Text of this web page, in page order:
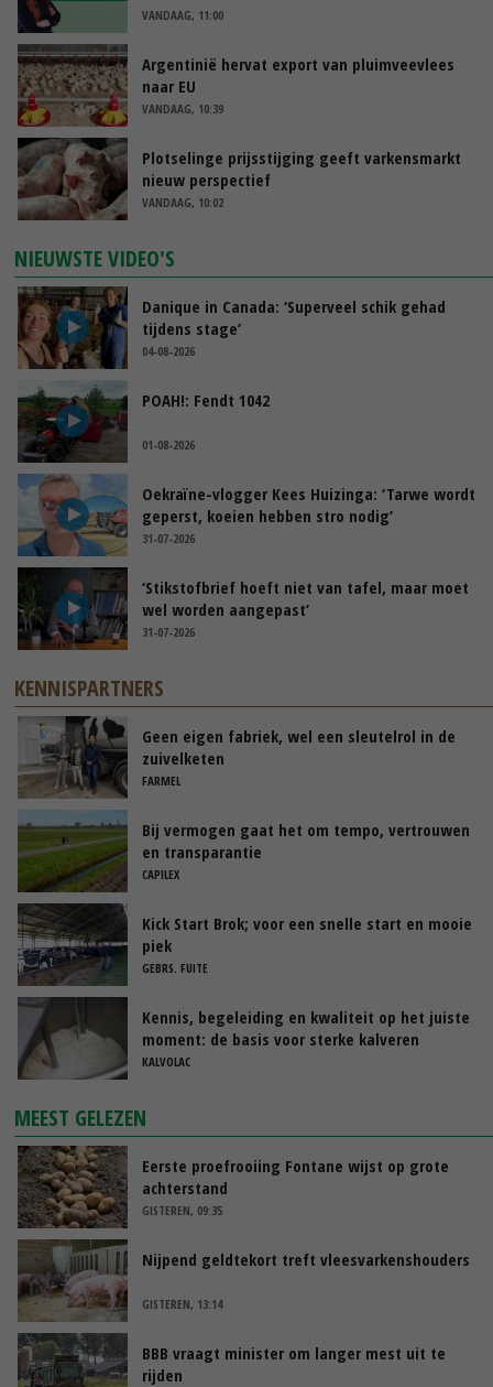
VANDAAG, 11:00
Argentinië hervat export van pluimveevlees
naar EU
VANDAAG, 10:39
Plotselinge prijsstijging geeft varkensmarkt
nieuw perspectief
VANDAAG, 10:02
NIEUWSTE VIDEO'S
Danique in Canada: ‘Superveel schik gehad
tijdens stage’
04-08-2026
POAH!: Fendt 1042
01-08-2026
Oekraïne-vlogger Kees Huizinga: ‘Tarwe wordt
geperst, koeien hebben stro nodig’
31-07-2026
‘Stikstofbrief hoeft niet van tafel, maar moet
wel worden aangepast’
31-07-2026
KENNISPARTNERS
Geen eigen fabriek, wel een sleutelrol in de
zuivelketen
FARMEL
Bij vermogen gaat het om tempo, vertrouwen
en transparantie
CAPILEX
Kick Start Brok; voor een snelle start en mooie
piek
GEBRS. FUITE
Kennis, begeleiding en kwaliteit op het juiste
moment: de basis voor sterke kalveren
KALVOLAC
MEEST GELEZEN
Eerste proefrooiing Fontane wijst op grote
achterstand
GISTEREN, 09:35
Nijpend geldtekort treft vleesvarkenshouders
GISTEREN, 13:14
BBB vraagt minister om langer mest uit te
rijden